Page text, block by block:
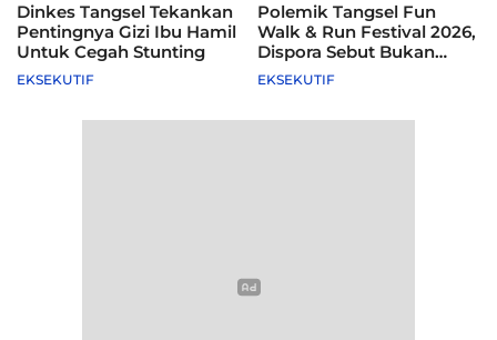
Dinkes Tangsel Tekankan
Pentingnya Gizi Ibu Hamil
Untuk Cegah Stunting
EKSEKUTIF
Polemik Tangsel Fun
Walk & Run Festival 2026,
Dispora Sebut Bukan
Agenda Pemkot
EKSEKUTIF